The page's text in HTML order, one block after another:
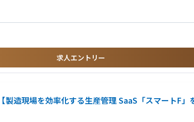
・運用
求人エントリー
造現場を効率化する生産管理 SaaS「スマートF」